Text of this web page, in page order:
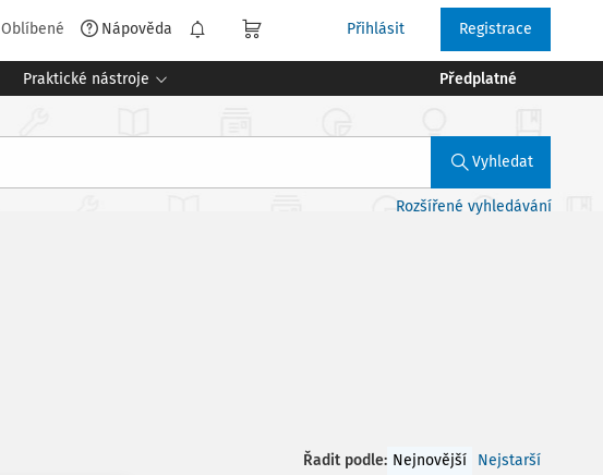
Oblíbené Nápověda Přihlásit Registrace
Praktické nástroje Předplatné
Vyhledat
Rozšířené vyhledávání
Řadit podle: Nejnovější Nejstarší